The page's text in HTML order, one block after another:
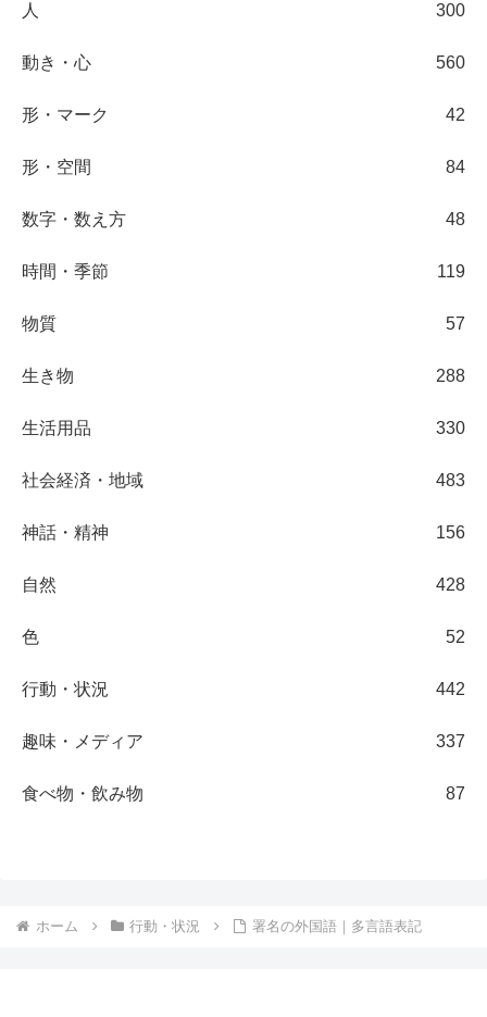
人 300
動き・心 560
形・マーク 42
形・空間 84
数字・数え方 48
時間・季節 119
物質 57
生き物 288
生活用品 330
社会経済・地域 483
神話・精神 156
自然 428
色 52
行動・状況 442
趣味・メディア 337
食べ物・飲み物 87
ホーム 行動・状況 署名の外国語｜多言語表記